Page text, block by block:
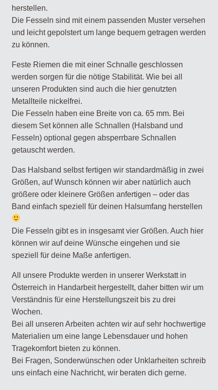
herstellen.
Die Fesseln sind mit einem passenden Muster versehen
und leicht gepolstert um lange bequem getragen werden
zu können.
Feste Riemen die mit einer Schnalle geschlossen
werden sorgen für die nötige Stabilität. Wie bei all
unseren Produkten sind auch die hier genutzten
Metallteile nickelfrei.
Die Fesseln haben eine Breite von ca. 65 mm. Bei
diesem Set können alle Schnallen (Halsband und
Fesseln) optional gegen absperrbare Schnallen
getauscht werden.
Das Halsband selbst fertigen wir standardmäßig in zwei
Größen, auf Wunsch können wir aber natürlich auch
größere oder kleinere Größen anfertigen – oder das
Band einfach speziell für deinen Halsumfang herstellen
Die Fesseln gibt es in insgesamt vier Größen. Auch hier
können wir auf deine Wünsche eingehen und sie
speziell für deine Maße anfertigen.
All unsere Produkte werden in unserer Werkstatt in
Österreich in Handarbeit hergestellt, daher bitten wir um
Verständnis für eine Herstellungszeit bis zu drei
Wochen.
Bei all unseren Arbeiten achten wir auf sehr hochwertige
Materialien um eine lange Lebensdauer und hohen
Tragekomfort bieten zu können.
Bei Fragen, Sonderwünschen oder Unklarheiten schreib
uns einfach eine Nachricht, wir beraten dich gerne.